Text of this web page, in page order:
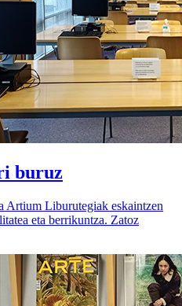
buruz
Artium Liburutegiak eskaintzen
eta berrikuntza. Zatoz